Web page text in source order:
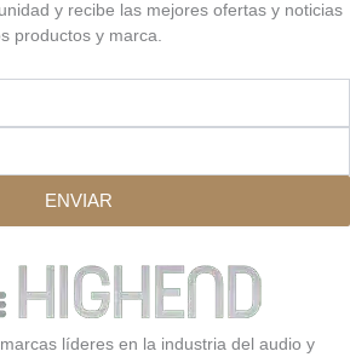
y recibe las mejores ofertas y noticias
productos y marca.
ENVIAR
líderes en la industria del audio y